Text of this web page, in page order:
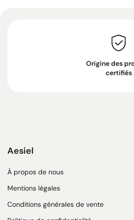
Origine des
certifiés
Aesiel
À propos de nous
Mentions légales
Conditions générales de vente